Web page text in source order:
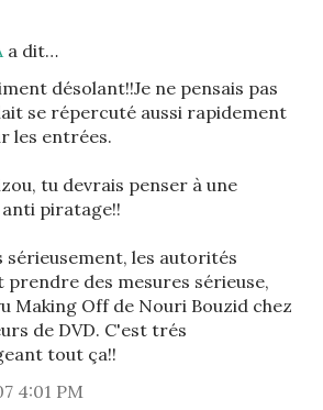
a dit…
désolant!!Je ne pensais pas
se répercuté aussi rapidement
les entrées.
tu devrais penser à une
piratage!!
sérieusement, les autorités
prendre des mesures sérieuse,
Making Off de Nouri Bouzid chez
de DVD. C'est trés
tout ça!!
4:01 PM